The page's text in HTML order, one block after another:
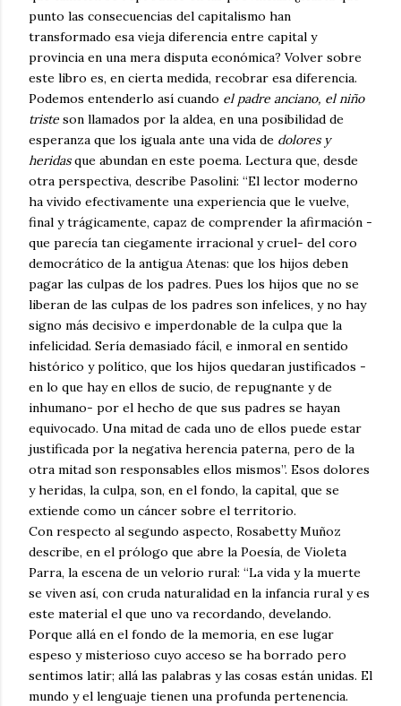
punto las consecuencias del capitalismo han
transformado esa vieja diferencia entre capital y
provincia en una mera disputa económica? Volver sobre
este libro es, en cierta medida, recobrar esa diferencia.
Podemos entenderlo así cuando el padre anciano, el niño
triste son llamados por la aldea, en una posibilidad de
esperanza que los iguala ante una vida de dolores y
heridasque abundan en este poema. Lectura que, desde
otra perspectiva, describe Pasolini: “El lector moderno
ha vivido efectivamente una experiencia que le vuelve,
final y trágicamente, capaz de comprender la afirmación -
que parecía tan ciegamente irracional y cruel- del coro
democrático de la antigua Atenas: que los hijos deben
pagar las culpas de los padres. Pues los hijos que no se
liberan de las culpas de los padres son infelices, y no hay
signo más decisivo e imperdonable de la culpa que la
infelicidad. Sería demasiado fácil, e inmoral en sentido
histórico y político, que los hijos quedaran justificados -
en lo que hay en ellos de sucio, de repugnante y de
inhumano- por el hecho de que sus padres se hayan
equivocado. Una mitad de cada uno de ellos puede estar
justificada por la negativa herencia paterna, pero de la
otra mitad son responsables ellos mismos”. Esos dolores
y heridas, la culpa, son, en el fondo, la capital, que se
extiende como un cáncer sobre el territorio.
Con respecto al segundo aspecto, Rosabetty Muñoz
describe, en el prólogo que abre la Poesía, de Violeta
Parra, la escena de un velorio rural: “La vida y la muerte
se viven así, con cruda naturalidad en la infancia rural y es
este material el que uno va recordando, develando.
Porque allá en el fondo de la memoria, en ese lugar
espeso y misterioso cuyo acceso se ha borrado pero
sentimos latir; allá las palabras y las cosas están unidas. El
mundo y el lenguaje tienen una profunda pertenencia.